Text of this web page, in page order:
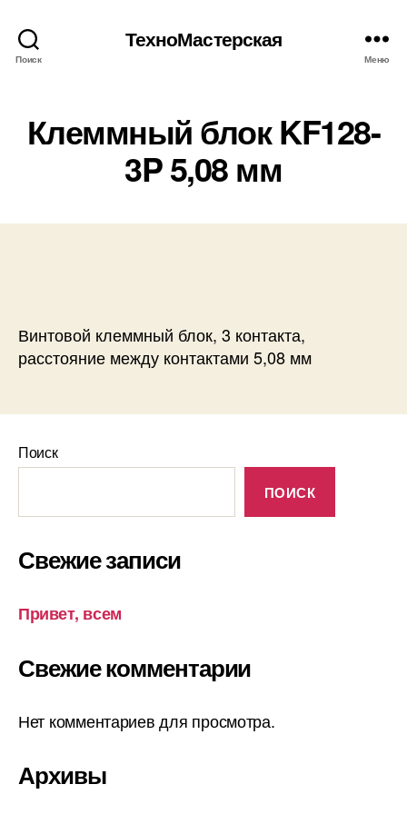
Поиск
ТехноМастерская
Меню
Клеммный блок KF128-
3P 5,08 мм
Винтовой клеммный блок, 3 контакта,
расстояние между контактами 5,08 мм
Поиск
ПОИСК
Свежие записи
Привет, всем
Свежие комментарии
Нет комментариев для просмотра.
Архивы